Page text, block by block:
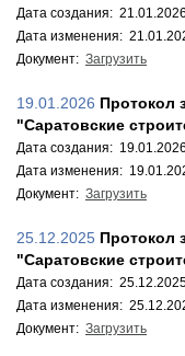
Дата создания:
Дата изменения:
Документ: Загрузить
19.01.2026 Протокол
"Саратовские
Дата создания:
Дата изменения:
Документ: Загрузить
25.12.2025 Протокол
"Саратовские
Дата создания:
Дата изменения:
Документ: Загрузить